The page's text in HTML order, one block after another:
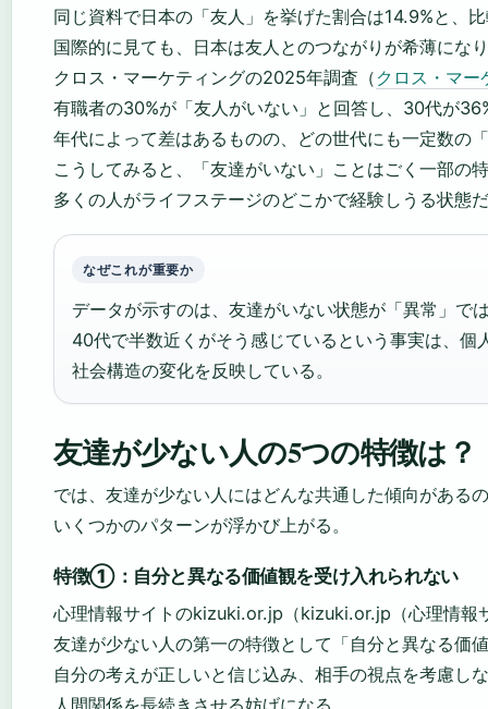
同じ資料で日本の「友人」を挙げた割合は14.9%と、
国際的に見ても、日本は友人とのつながりが希薄にな
クロス・マーケティングの2025年調査（ クロス・マー
有職者の30%が「友人がいない」と回答し、30代が
年代によって差はあるものの、どの世代にも一定数の
こうしてみると、「友達がいない」ことはごく一部の
多くの人がライフステージのどこかで経験しうる状態
なぜこれが重要か
データが示すのは、友達がいない状態が「異常」で
40代で半数近くがそう感じているという事実は、個
社会構造の変化を反映している。
友達が少ない人の5つの特徴は？
では、友達が少ない人にはどんな共通した傾向がある
いくつかのパターンが浮かび上がる。
特徴①：自分と異なる価値観を受け入れられない
心理情報サイトのkizuki.or.jp（kizuki.or.jp（心理情報
友達が少ない人の第一の特徴として「自分と異なる価
自分の考えが正しいと信じ込み、相手の視点を考慮し